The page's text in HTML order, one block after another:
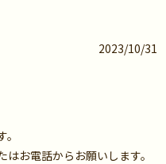
2023/10/31
お電話からお願いします。